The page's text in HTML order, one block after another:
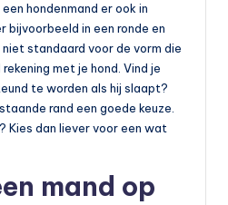
een hondenmand er ook in
bijvoorbeeld in een ronde en
standaard voor de vorm die
met je hond. Vind je
te worden als hij slaapt?
rand een goede keuze.
Kies dan liever voor een wat
mand op